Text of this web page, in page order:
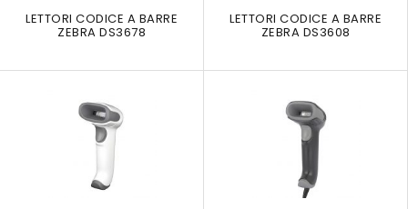
LETTORI CODICE A BARRE
ZEBRA DS3678
LETTORI CODICE A BARRE
ZEBRA DS3608